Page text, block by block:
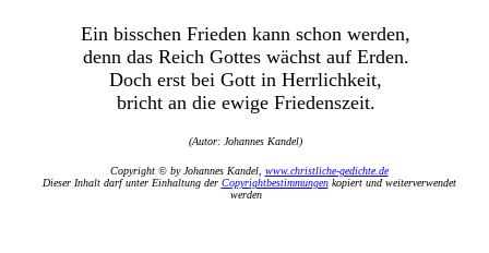
Ein bisschen Frieden kann schon werden,
denn das Reich Gottes wächst auf Erden.
Doch erst bei Gott in Herrlichkeit,
bricht an die ewige Friedenszeit.
(Autor: Johannes Kandel)
Copyright © by Johannes Kandel, www.christliche-gedichte.de
Dieser Inhalt darf unter Einhaltung der Copyrightbestimmungenkopiert und weiterverwendet
werden